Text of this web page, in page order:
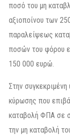
ποσό του μη
αξιοποίνου των
παραλείψεως
ποσών του φόρου
150 000 ευρώ.
Στην
κύρωσης που
καταβολή ΦΠΑ σε
την μη καταβολή